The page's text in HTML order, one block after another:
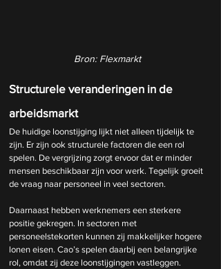
Bron: Flexmarkt
Structurele veranderingen in de
arbeidsmarkt
De huidige loonstijging lijkt niet alleen tijdelijk te
zijn. Er zijn ook structurele factoren die een rol
spelen. De vergrijzing zorgt ervoor dat er minder
mensen beschikbaar zijn voor werk. Tegelijk groeit
de vraag naar personeel in veel sectoren.
Daarnaast hebben werknemers een sterkere
positie gekregen. In sectoren met
personeelstekorten kunnen zij makkelijker hogere
lonen eisen. Cao’s spelen daarbij een belangrijke
rol, omdat zij deze loonstijgingen vastleggen.